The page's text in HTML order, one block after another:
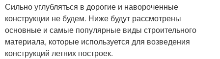
Сильно углубляться в дорогие и навороченные
конструкции не будем. Ниже будут рассмотрены
основные и самые популярные виды строительного
материала, которые используется для возведения
конструкций летних построек.